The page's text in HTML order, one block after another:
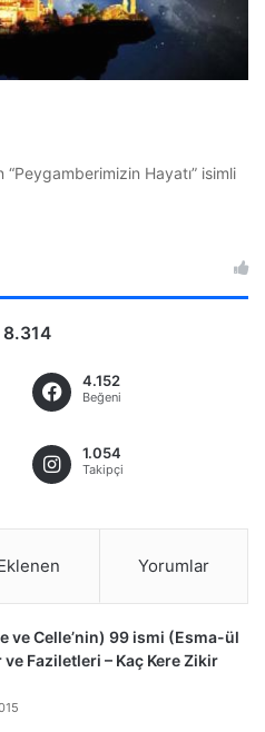
“Peygamberimizin Hayatı” isimli
8.314
4.152
Beğeni
1.054
Takipçi
Yorumlar
ve Celle’nin) 99 ismi (Esma-ül
ve Faziletleri – Kaç Kere Zikir